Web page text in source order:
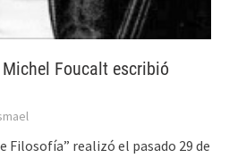
Foucalt escribió
Filosofía” realizó el pasado 29 de